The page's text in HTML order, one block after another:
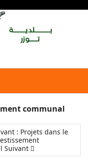
communal
: Projets dans le
Suivant